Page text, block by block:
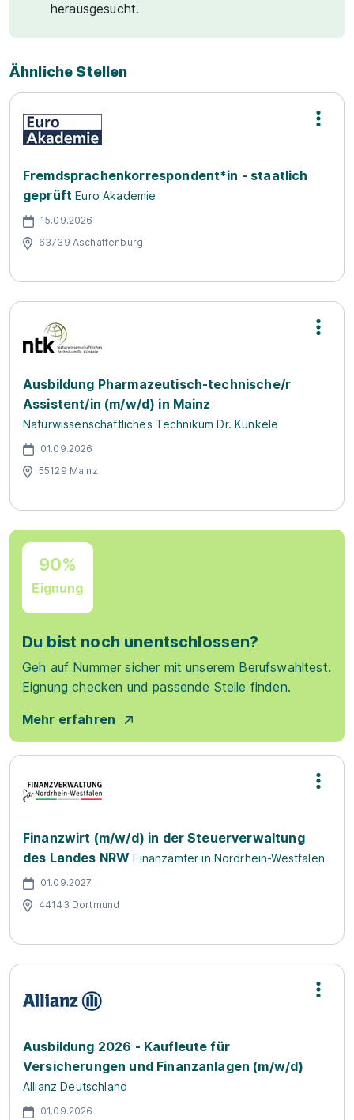
herausgesucht.
Ähnliche Stellen
Fremdsprachenkorrespondent*in - staatlich
geprüft Euro Akademie
15.09.2026
63739 Aschaffenburg
Ausbildung Pharmazeutisch-technische/r
Assistent/in (m/w/d) in Mainz
Naturwissenschaftliches Technikum Dr. Künkele
01.09.2026
55129 Mainz
90%
Eignung
Du bist noch unentschlossen?
Geh auf Nummer sicher mit unserem Berufswahltest.
Eignung checken und passende Stelle finden.
Mehr erfahren
Finanzwirt (m/w/d) in der Steuerverwaltung
des Landes NRW Finanzämter in Nordrhein-Westfalen
01.09.2027
44143 Dortmund
Ausbildung 2026 - Kaufleute für
Versicherungen und Finanzanlagen (m/w/d)
Allianz Deutschland
01.09.2026